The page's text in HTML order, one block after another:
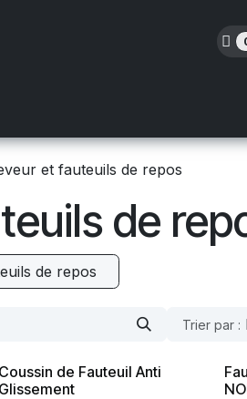
et fauteuils de repos
de
de repos
Trier par :
Coussin de Fauteuil Anti
Glissement